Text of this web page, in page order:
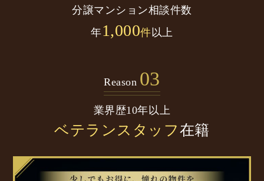
分譲マンション相談件数
年1,000件以上
Reason 03
業界歴10年以上
ベテランスタッフ在籍